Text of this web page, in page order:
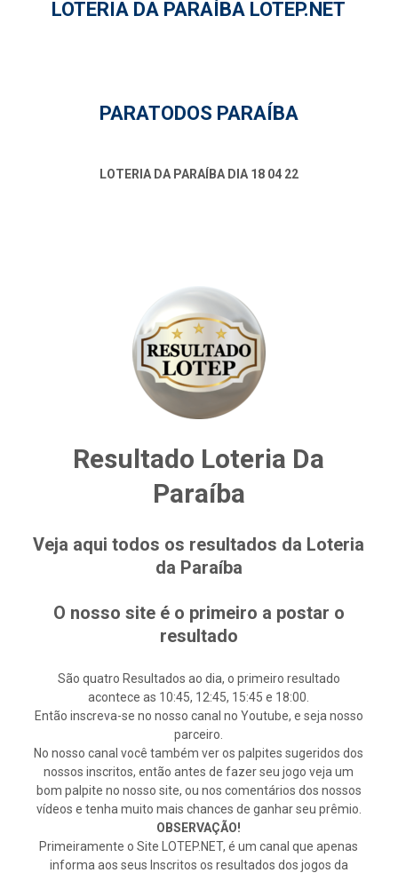
LOTERIA DA PARAÍBA LOTEP.NET
PARATODOS PARAÍBA
LOTERIA DA PARAÍBA DIA 18 04 22
Resultado Loteria Da
Paraíba
Veja aqui todos os resultados da Loteria
da Paraíba
O nosso site é o primeiro a postar o
resultado
São quatro Resultados ao dia, o primeiro resultado
acontece as 10:45, 12:45, 15:45 e 18:00.
Então inscreva-se no nosso canal no Youtube, e seja nosso
parceiro.
No nosso canal você também ver os palpites sugeridos dos
nossos inscritos, então antes de fazer seu jogo veja um
bom palpite no nosso site, ou nos comentários dos nossos
vídeos e tenha muito mais chances de ganhar seu prêmio.
OBSERVAÇÃO!
Primeiramente o Site LOTEP.NET, é um canal que apenas
informa aos seus Inscritos os resultados dos jogos da